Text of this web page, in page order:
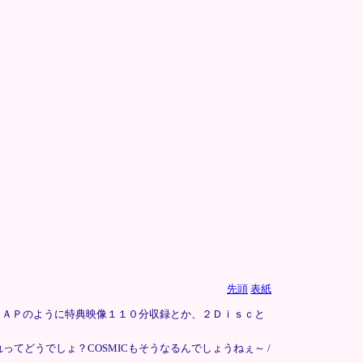
先頭 表紙
のように特典映像１１０分収録とか、２Ｄｉｓｃと
てどうでしょ？COSMICもそうなるんでしょうねぇ～ /